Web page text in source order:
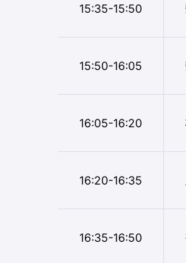
15:35-15:50
15:50-16:05
16:05-16:20
16:20-16:35
16:35-16:50